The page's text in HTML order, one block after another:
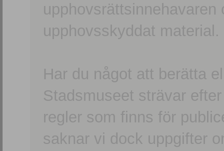
upphovsskyddat material.
Har du något att berätta
Stadsmuseet strävar
regler som finns för
saknar vi dock uppgifter